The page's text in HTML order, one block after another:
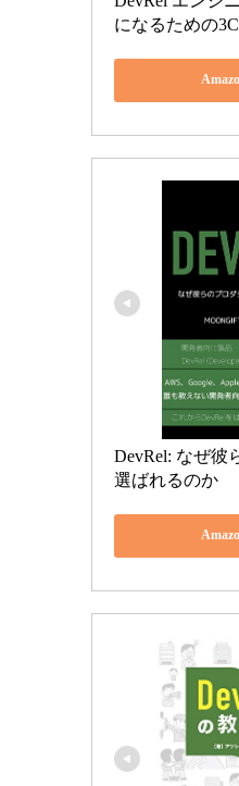
になるための3C
DevRel: なぜ彼
選ばれるのか